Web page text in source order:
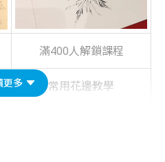
滿400人解鎖課程
常用花邊教學
更多